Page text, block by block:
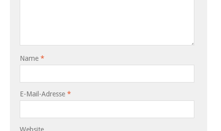
Name *
E-Mail-Adresse *